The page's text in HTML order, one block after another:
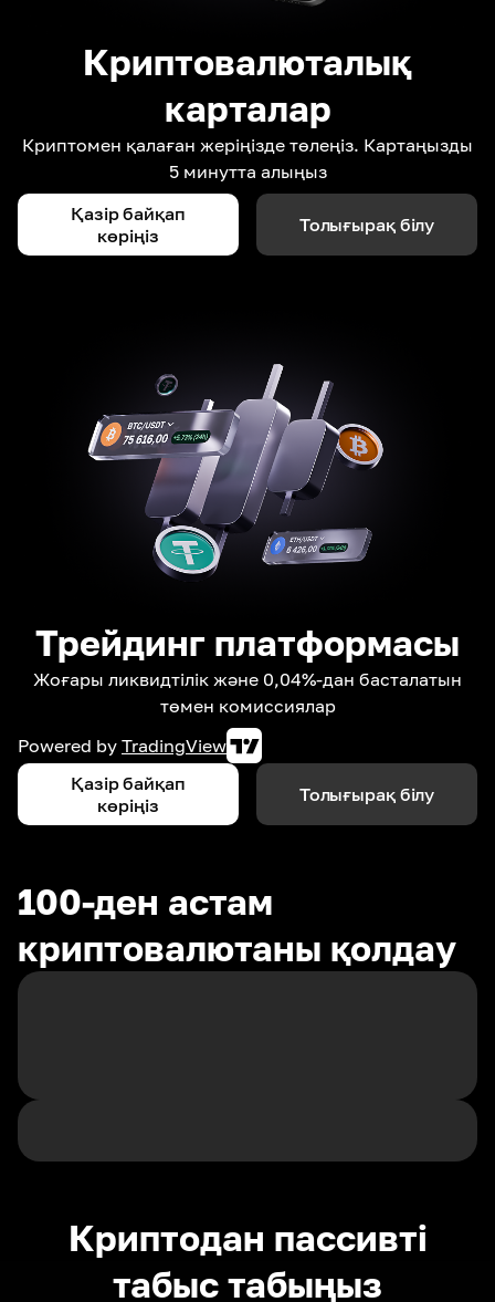
Криптовалюталық
карталар
Криптомен қалаған жеріңізде төлеңіз. Картаңызды
5 минутта алыңыз
Қазір байқап
көріңіз
Толығырақ білу
Трейдинг платформасы
Жоғары ликвидтілік және 0,04%-дан басталатын
төмен комиссиялар
Powered by TradingView
Қазір байқап
көріңіз
Толығырақ білу
100-ден астам
криптовалютаны қолдау
Криптодан пассивті
табыс табыңыз